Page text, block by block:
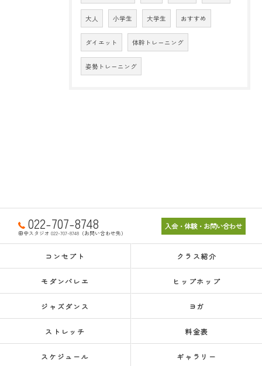
大人 小学生 大学生 おすすめ
ダイエット 体幹トレーニング
姿勢トレーニング
022-707-8748
田中スタジオ 022-707-8748（お問い合わせ先）
入会・体験・お問い合わせ
コンセプト クラス紹介
モダンバレエ ヒップホップ
ジャズダンス ヨガ
ストレッチ 料金表
スケジュール ギャラリー